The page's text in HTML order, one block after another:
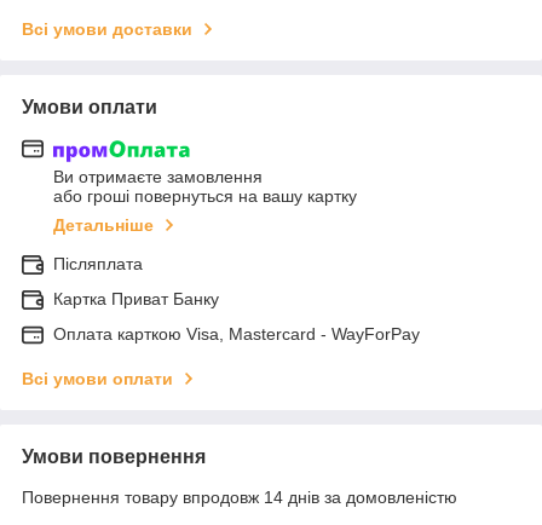
Всі умови доставки
Умови оплати
Ви отримаєте замовлення
або гроші повернуться на вашу картку
Детальніше
Післяплата
Картка Приват Банку
Оплата карткою Visa, Mastercard - WayForPay
Всі умови оплати
Умови повернення
Повернення товару впродовж 14 днів за домовленістю